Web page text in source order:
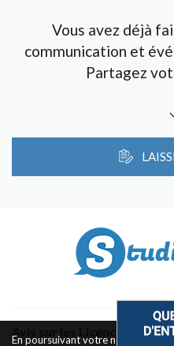
Vous avez déjà
communication et
Partagez
Avis sur les Licences &
En poursuivant votre navigation